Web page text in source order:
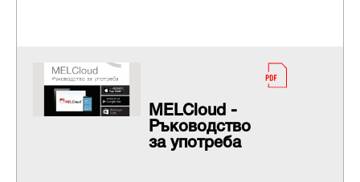
МELCloud -
Ръководство
за употреба